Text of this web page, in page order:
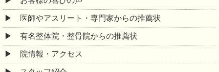
医師やアスリート・専門家からの推薦状
有名整体院・整骨院からの推薦状
院情報・アクセス